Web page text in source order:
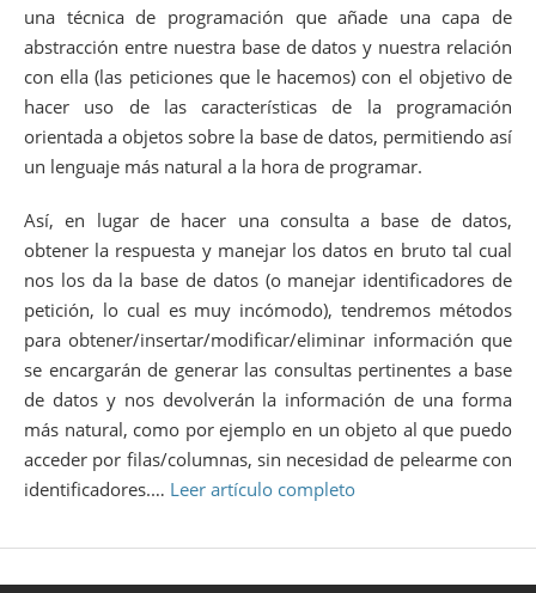
una técnica de programación que añade una capa de
abstracción entre nuestra base de datos y nuestra relación
con ella (las peticiones que le hacemos) con el objetivo de
hacer uso de las características de la programación
orientada a objetos sobre la base de datos, permitiendo así
un lenguaje más natural a la hora de programar.
Así, en lugar de hacer una consulta a base de datos,
obtener la respuesta y manejar los datos en bruto tal cual
nos los da la base de datos (o manejar identificadores de
petición, lo cual es muy incómodo), tendremos métodos
para obtener/insertar/modificar/eliminar información que
se encargarán de generar las consultas pertinentes a base
de datos y nos devolverán la información de una forma
más natural, como por ejemplo en un objeto al que puedo
acceder por filas/columnas, sin necesidad de pelearme con
identificadores.… Leer artículo completo